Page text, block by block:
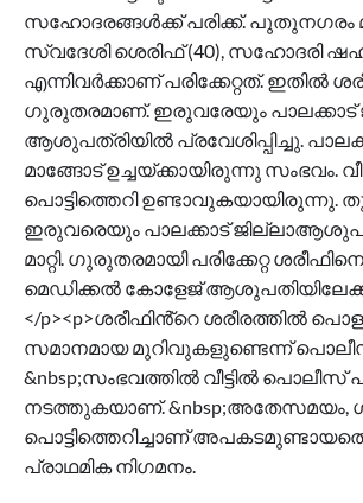
സഹോദരങ്ങൾക്ക് പരിക്ക്. പുതുനഗരം
സ്വദേശി ശെരിഫ് (40), സഹോദരി
എന്നിവർക്കാണ് പരിക്കേറ്റത്. ഇതിൽ
ഗുരുതരമാണ്. ഇരുവരേയും പാലക്കാട്
ആശുപത്രിയിൽ പ്രവേശിപ്പിച്ചു.
മാങ്ങോട് ഉച്ചയ്ക്കായിരുന്നു സംഭവം.
പൊട്ടിത്തെറി ഉണ്ടാവുകയായിരുന്നു.
ഇരുവരെയും പാലക്കാട്
മാറ്റി. ഗുരുതരമായി പരിക്കേറ്റ
മെഡിക്കൽ കോളേജ് ആശുപതിയിലേക്ക്
</p><p>ശരീഫിൻ്റെ ശരീരത്തിൽ
സമാനമായ മുറിവുകളുണ്ടെന്ന്
&nbsp;സംഭവത്തിൽ വീട്ടിൽ
നടത്തുകയാണ്. &nbsp;അതേസമയം,
പൊട്ടിത്തെറിച്ചാണ്
പ്രാഥമിക നിഗമനം.